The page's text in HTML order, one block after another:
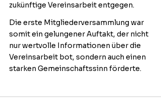
zukünftige Vereinsarbeit entgegen.
Die erste Mitgliederversammlung war
somit ein gelungener Auftakt, der nicht
nur wertvolle Informationen über die
Vereinsarbeit bot, sondern auch einen
starken Gemeinschaftssinn förderte.